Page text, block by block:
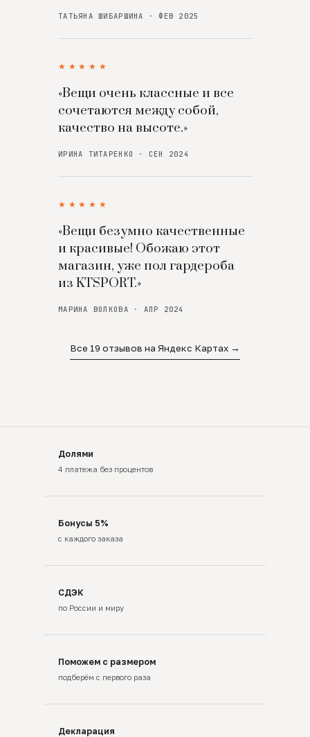
ТАТЬЯНА ШИБАРШИНА · ФЕВ 2025
★★★★★
«Вещи очень классные и все
сочетаются между собой,
качество на высоте.»
ИРИНА ТИТАРЕНКО · СЕН 2024
★★★★★
«Вещи безумно качественные
и красивые! Обожаю этот
магазин, уже пол гардероба
из KTSPORT.»
МАРИНА ВОЛКОВА · АПР 2024
Все 19 отзывов на Яндекс Картах →
Долями
4 платежа без процентов
Бонусы 5%
с каждого заказа
СДЭК
по России и миру
Поможем с размером
подберём с первого раза
Декларация